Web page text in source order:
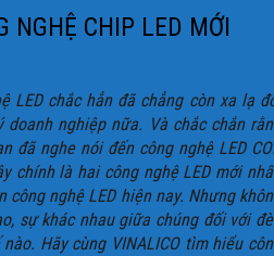
NGHỆ CHIP LED MỚI
LED chắc hẳn đã chẳng còn xa lạ
doanh nghiệp nữa. Và chắc chắn
đã nghe nói đến công nghệ LED
chính là hai công nghệ LED mới
nghệ LED hiện nay. Nhưng
sự khác nhau giữa chúng đối với
Hãy cùng VINALICO tìm hiểu